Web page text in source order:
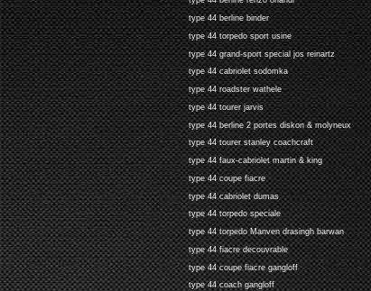
type 44 berline binder
type 44 torpedo sport usine
type 44 grand-sport special jos reinartz
type 44 cabriolet sodomka
type 44 roadster wathele
type 44 tourer jarvis
type 44 berline 2 portes diskon & molyneux
type 44 tourer stanley coachcraft
type 44 faux-cabriolet martin & king
type 44 coupe fiacre
type 44 cabriolet dumas
type 44 torpedo speciale
type 44 torpedo Manven drasingh barwan
type 44 fiacre decouvrable
type 44 coupe fiacre gangloff
type 44 coach gangloff